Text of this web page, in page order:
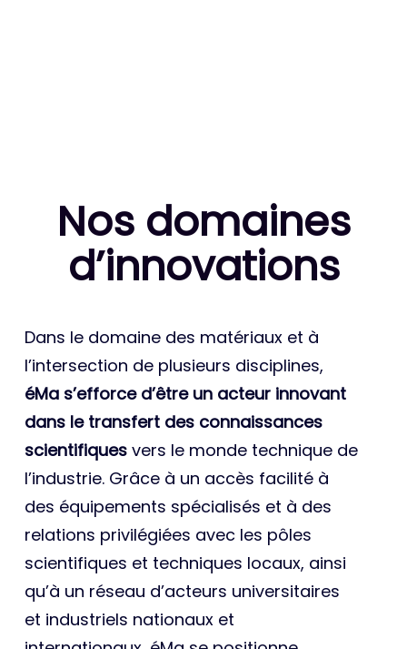
Nos domaines
d’innovations
Dans le domaine des matériaux et à
l’intersection de plusieurs disciplines,
éMa s’efforce d’être un acteur innovant
dans le transfert des connaissances
scientifiques vers le monde technique de
l’industrie. Grâce à un accès facilité à
des équipements spécialisés et à des
relations privilégiées avec les pôles
scientifiques et techniques locaux, ainsi
qu’à un réseau d’acteurs universitaires
et industriels nationaux et